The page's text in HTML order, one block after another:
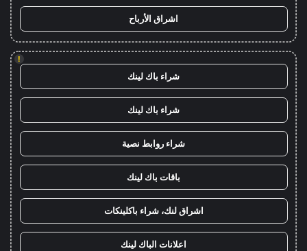
اشراق الأرباح
!
شراء باك لينك
شراء باك لينك
شراء روابط نصية
باقات باك لينك
اشراق لنك، شراء باكلينكات
اعلانات الباك لينك